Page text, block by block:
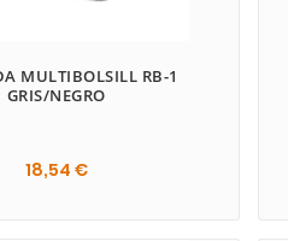
MULTIBOLSILL RB-1
GRIS/NEGRO
18,54 €